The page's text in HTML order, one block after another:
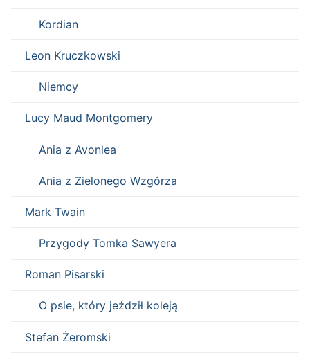
Kordian
Leon Kruczkowski
Niemcy
Lucy Maud Montgomery
Ania z Avonlea
Ania z Zielonego Wzgórza
Mark Twain
Przygody Tomka Sawyera
Roman Pisarski
O psie, który jeździł koleją
Stefan Żeromski